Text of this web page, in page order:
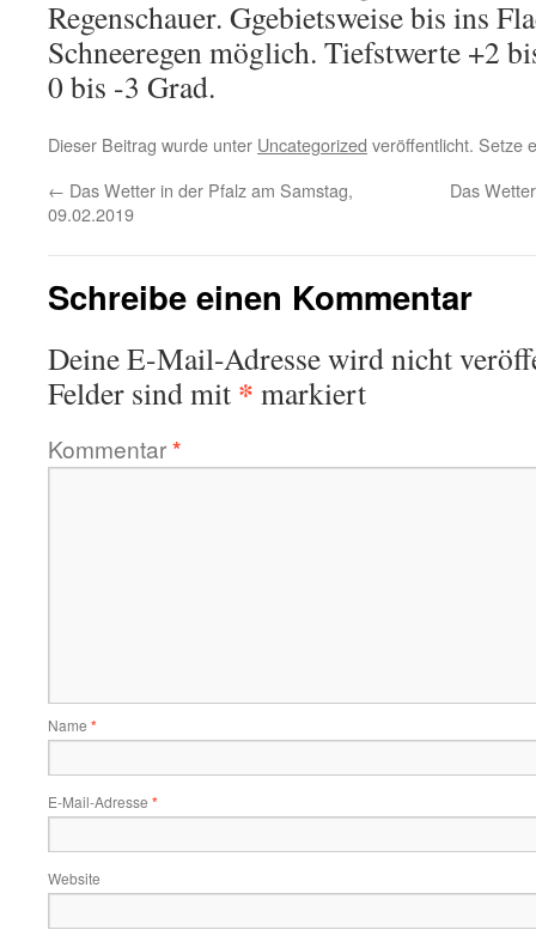
Regenschauer. Ggebietsweise bis ins
Schneeregen möglich. Tiefstwerte +2
0 bis -3 Grad.
Dieser Beitrag wurde unter Uncategorized veröffentlicht. Setze
← Das Wetter in der Pfalz am Samstag,
09.02.2019
Das
Schreibe einen Kommentar
Deine E-Mail-Adresse wird nicht
Felder sind mit * markiert
Kommentar*
Name *
E-Mail-Adresse *
Website